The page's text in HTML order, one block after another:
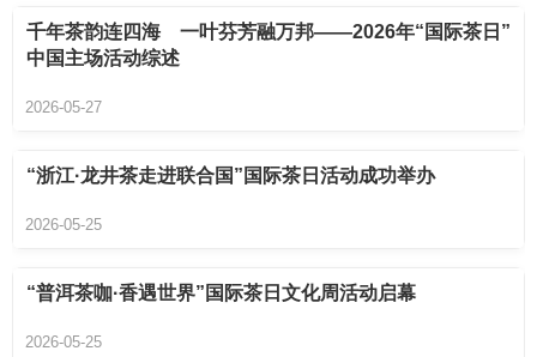
千年茶韵连四海 一叶芬芳融万邦——2026年“国际茶日”
中国主场活动综述
2026-05-27
“浙江·龙井茶走进联合国”国际茶日活动成功举办
2026-05-25
“普洱茶咖·香遇世界”国际茶日文化周活动启幕
2026-05-25